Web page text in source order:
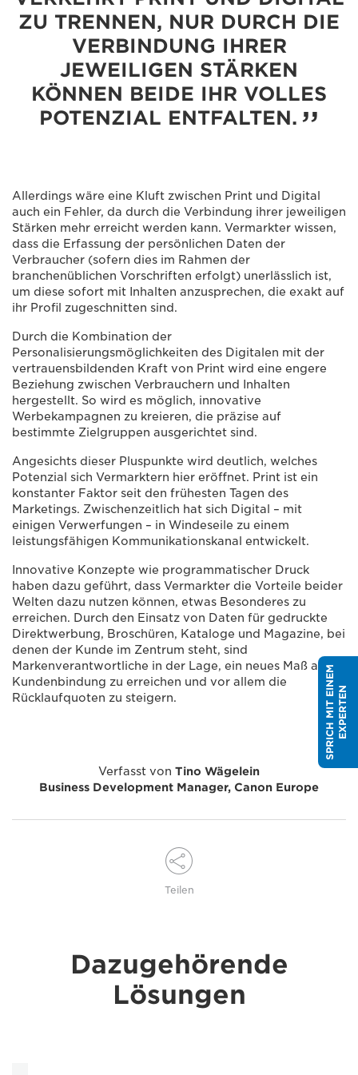
ZU TRENNEN, NUR DURCH DIE
VERBINDUNG IHRER
JEWEILIGEN STÄRKEN
KÖNNEN BEIDE IHR VOLLES
POTENZIAL ENTFALTEN.
Allerdings wäre eine Kluft zwischen Print und Digital
auch ein Fehler, da durch die Verbindung ihrer jeweiligen
Stärken mehr erreicht werden kann. Vermarkter wissen,
dass die Erfassung der persönlichen Daten der
Verbraucher (sofern dies im Rahmen der
branchenüblichen Vorschriften erfolgt) unerlässlich ist,
um diese sofort mit Inhalten anzusprechen, die exakt auf
ihr Profil zugeschnitten sind.
Durch die Kombination der
Personalisierungsmöglichkeiten des Digitalen mit der
vertrauensbildenden Kraft von Print wird eine engere
Beziehung zwischen Verbrauchern und Inhalten
hergestellt. So wird es möglich, innovative
Werbekampagnen zu kreieren, die präzise auf
bestimmte Zielgruppen ausgerichtet sind.
Angesichts dieser Pluspunkte wird deutlich, welches
Potenzial sich Vermarktern hier eröffnet. Print ist ein
konstanter Faktor seit den frühesten Tagen des
Marketings. Zwischenzeitlich hat sich Digital – mit
einigen Verwerfungen – in Windeseile zu einem
leistungsfähigen Kommunikationskanal entwickelt.
Innovative Konzepte wie programmatischer Druck
haben dazu geführt, dass Vermarkter die Vorteile beider
Welten dazu nutzen können, etwas Besonderes zu
erreichen. Durch den Einsatz von Daten für gedruckte
Direktwerbung, Broschüren, Kataloge und Magazine, bei
denen der Kunde im Zentrum steht, sind
Markenverantwortliche in der Lage, ein neues Maß an
Kundenbindung zu erreichen und vor allem die
Rücklaufquoten zu steigern.
Verfasst von Tino Wägelein
Business Development Manager, Canon Europe
Teilen
Dazugehörende
Lösungen
S
P
R
I
C
H
M
I
T
E
I
N
E
M
E
X
P
E
R
T
EN